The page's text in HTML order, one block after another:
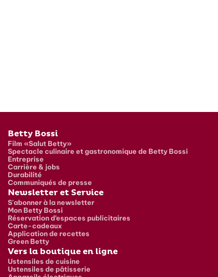
Pied de page
Betty Bossi
Film «Salut Betty»
Spectacle culinaire et gastronomique de Betty Bossi
Entreprise
Carrière & jobs
Durabilité
Communiqués de presse
Newsletter et Service
S'abonner à la newsletter
Mon Betty Bossi
Réservation d’espaces publicitaires
Carte-cadeaux
Application de recettes
Green Betty
Vers la boutique en ligne
Ustensiles de cuisine
Ustensiles de pâtisserie